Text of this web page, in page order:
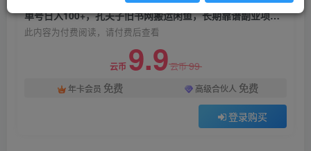
单号日入100+，孔夫子旧书网搬运闲鱼，长期靠谱副业项目（教程+软件）【揭秘】
此内容为付费阅读，请付费后查看
云币 9.9云币99
年卡会员 免费 高级合伙人 免费
登录购买